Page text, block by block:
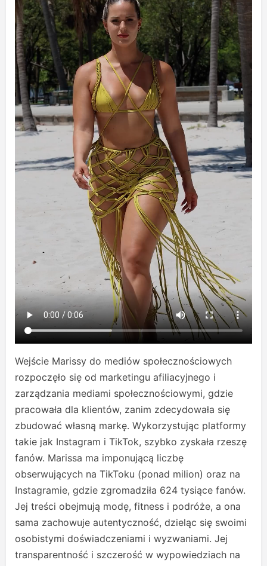
Wejście Marissy do mediów społecznościowych
rozpoczęło się od marketingu afiliacyjnego i
zarządzania mediami społecznościowymi, gdzie
pracowała dla klientów, zanim zdecydowała się
zbudować własną markę. Wykorzystując platformy
takie jak Instagram i TikTok, szybko zyskała rzeszę
fanów. Marissa ma imponującą liczbę
obserwujących na TikToku (ponad milion) oraz na
Instagramie, gdzie zgromadziła 624 tysiące fanów.
Jej treści obejmują modę, fitness i podróże, a ona
sama zachowuje autentyczność, dzieląc się swoimi
osobistymi doświadczeniami i wyzwaniami. Jej
transparentność i szczerość w wypowiedziach na